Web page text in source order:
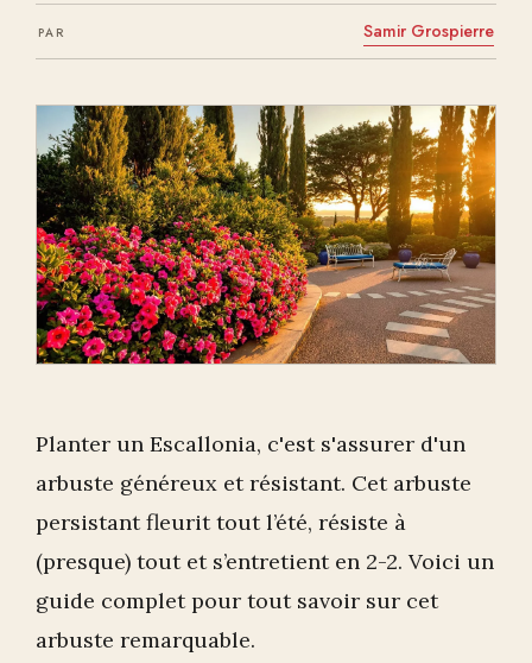
PAR Samir Grospierre
Planter un Escallonia, c'est s'assurer d'un
arbuste généreux et résistant. Cet arbuste
persistant fleurit tout l’été, résiste à
(presque) tout et s’entretient en 2-2. Voici un
guide complet pour tout savoir sur cet
arbuste remarquable.